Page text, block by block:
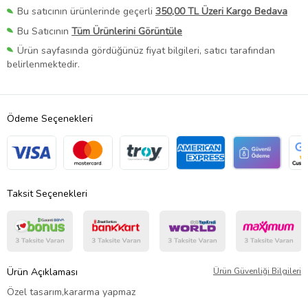
Bu satıcının ürünlerinde geçerli 350,00 TL Üzeri Kargo Bedava
Bu Satıcının Tüm Ürünlerini Görüntüle
Ürün sayfasında gördüğünüz fiyat bilgileri, satıcı tarafından
belirlenmektedir.
Ödeme Seçenekleri
Taksit Seçenekleri
Ürün Açıklaması Ürün Güvenliği Bilgileri
Özel tasarım,kararma yapmaz